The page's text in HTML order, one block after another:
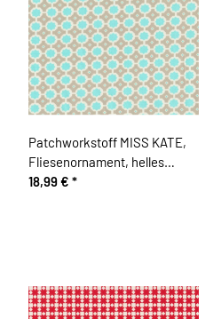
Patchworkstoff MISS KATE,
Fliesenornament, helles
türkis, Moda Fabrics
18,99 € *